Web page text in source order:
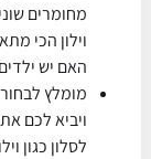
מחומרים
וילון הכי
האם יש
מומלץ
ויביא לכם
לסלון כגון